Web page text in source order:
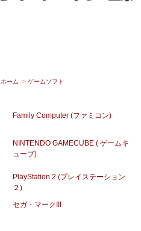
ホーム > ゲームソフト
Family Computer (ファミコン)
NINTENDO GAMECUBE ( ゲームキ
ューブ)
PlayStation 2 (プレイステーション
２)
セガ・マークIII